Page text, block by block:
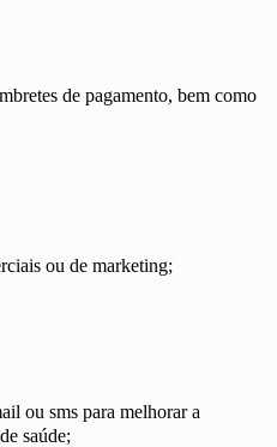
de pagamento, bem como
ou de marketing;
ou sms para melhorar a
saúde;